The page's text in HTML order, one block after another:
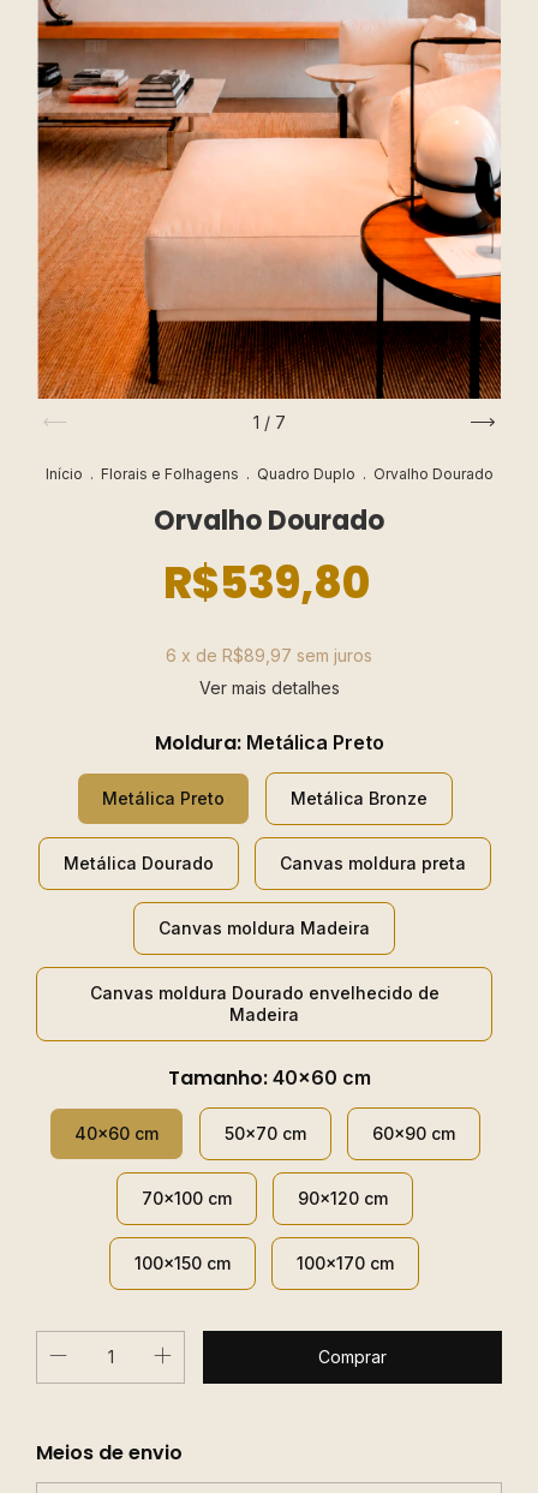
1 / 7
Início . Florais e Folhagens . Quadro Duplo . Orvalho Dourado
Orvalho Dourado
R$539,80
6 x de R$89,97 sem juros
Ver mais detalhes
Moldura: Metálica Preto
Metálica Preto Metálica Bronze
Metálica Dourado Canvas moldura preta
Canvas moldura Madeira
Canvas moldura Dourado envelhecido de
Madeira
Tamanho: 40x60 cm
40x60 cm 50x70 cm 60x90 cm
70x100 cm 90x120 cm
100x150 cm 100x170 cm
Entregas para o CEP:
Meios de envio